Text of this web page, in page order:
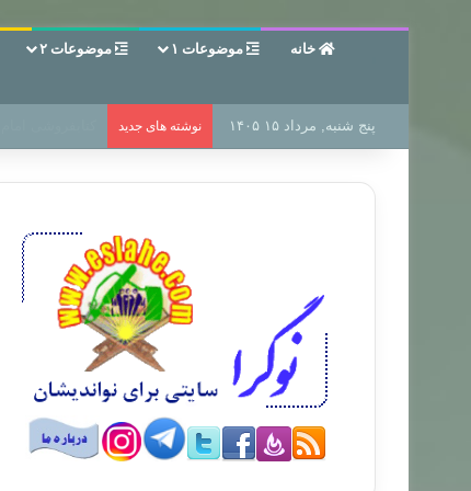
خانه موضوعات ۱ موضوعات ۲
پنج شنبه, مرداد ۱۵ ۱۴۰۵ نوشته های جدید